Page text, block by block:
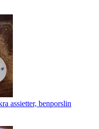
assietter, benporslin